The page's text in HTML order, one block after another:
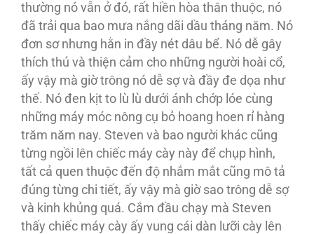
thường nó vẫn ở đó, rất hiền hòa thân thuộc, nó
đã trải qua bao mưa nắng dãi dầu tháng năm. Nó
đơn sơ nhưng hằn in đầy nét dâu bể. Nó dễ gây
thích thú và thiện cảm cho những người hoài cổ,
ấy vậy mà giờ trông nó dễ sợ và đầy đe dọa như
thế. Nó đen kịt to lù lù dưới ánh chớp lóe cùng
những máy móc nông cụ bỏ hoang hoen rỉ hàng
trăm năm nay. Steven và bao người khác cũng
từng ngồi lên chiếc máy cày này để chụp hình,
tất cả quen thuộc đến độ nhắm mắt cũng mô tả
đúng từng chi tiết, ấy vậy mà giờ sao trông dễ sợ
và kinh khủng quá. Cắm đầu chạy mà Steven
thấy chiếc máy cày ấy vung cái dàn lưỡi cày lên